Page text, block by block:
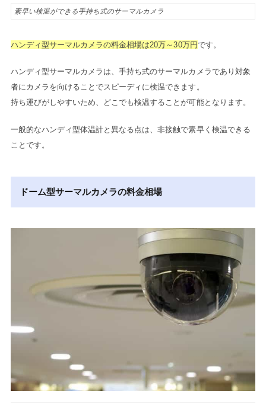
素早い検温ができる手持ち式のサーマルカメラ
ハンディ型サーマルカメラの料金相場は20万～30万円です。
ハンディ型サーマルカメラは、手持ち式のサーマルカメラであり対象
者にカメラを向けることでスピーディに検温できます。
持ち運びがしやすいため、どこでも検温することが可能となります。
一般的なハンディ型体温計と異なる点は、非接触で素早く検温できる
ことです。
ドーム型サーマルカメラの料金相場